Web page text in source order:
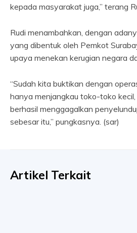
kepada masyarakat juga,” terang
Rudi menambahkan, dengan
yang dibentuk oleh Pemkot
upaya menekan kerugian negara
“Sudah kita buktikan dengan
hanya menjangkau toko-toko
berhasil menggagalkan
sebesar itu,” pungkasnya. (sar)
Artikel Terkait